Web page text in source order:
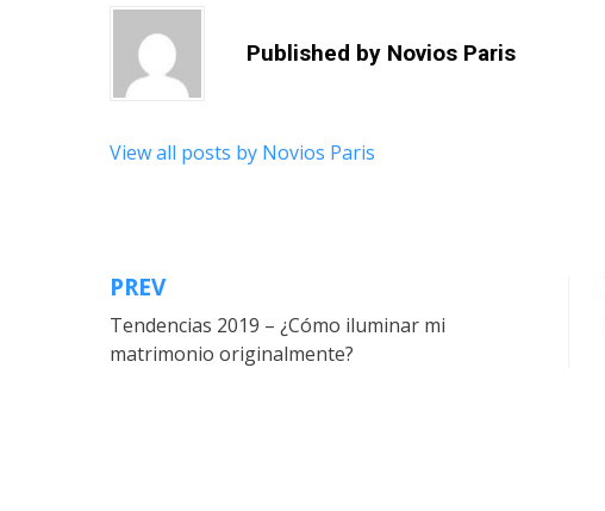
Published by Novios Paris
View all posts by Novios Paris
Navegación
de
PREV
Tendencias 2019 – ¿Cómo iluminar mi
matrimonio originalmente?